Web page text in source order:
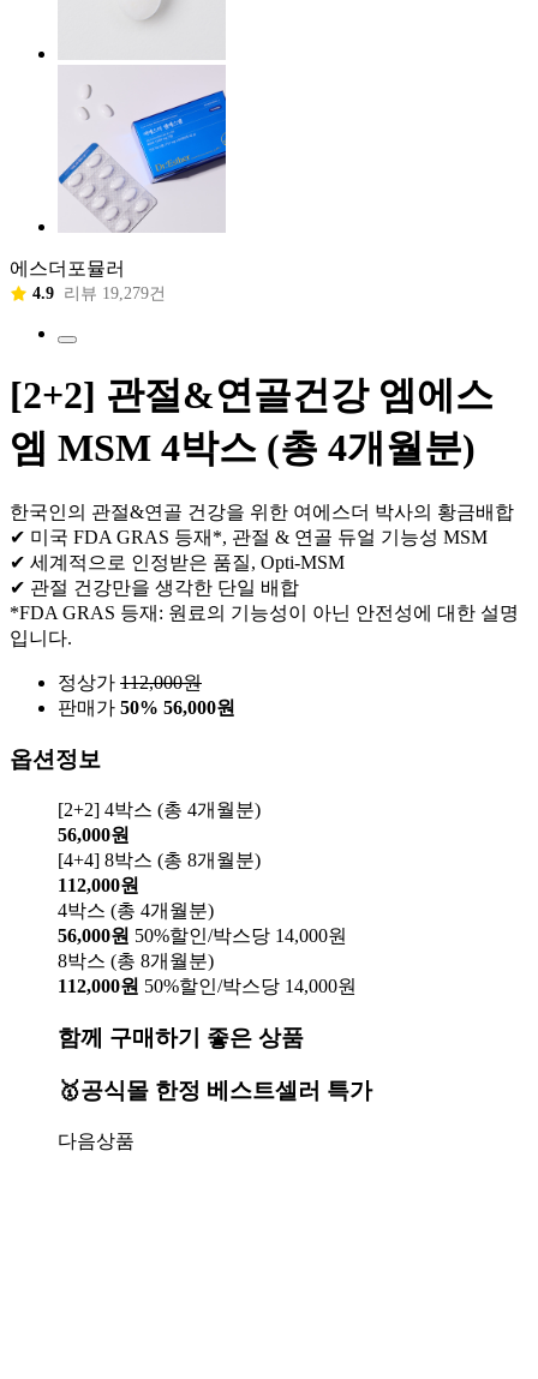
에스더포뮬러
4.9 리뷰 19,279건
[2+2] 관절&연골건강 엠에스
엠 MSM 4박스 (총 4개월분)
한국인의 관절&연골 건강을 위한 여에스더 박사의 황금배합
✔ 미국 FDA GRAS 등재*, 관절 & 연골 듀얼 기능성 MSM
✔ 세계적으로 인정받은 품질, Opti-MSM
✔ 관절 건강만을 생각한 단일 배합
*FDA GRAS 등재: 원료의 기능성이 아닌 안전성에 대한 설명
입니다.
정상가 112,000원
판매가 50% 56,000원
옵션정보
[2+2] 4박스 (총 4개월분)
56,000원
[4+4] 8박스 (총 8개월분)
112,000원
4박스 (총 4개월분)
56,000원 50%할인/박스당 14,000원
8박스 (총 8개월분)
112,000원 50%할인/박스당 14,000원
함께 구매하기 좋은 상품
🥇공식몰 한정 베스트셀러 특가
다음상품